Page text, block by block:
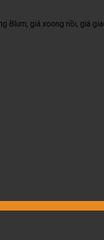
Blum, giá xoong nồi, giá